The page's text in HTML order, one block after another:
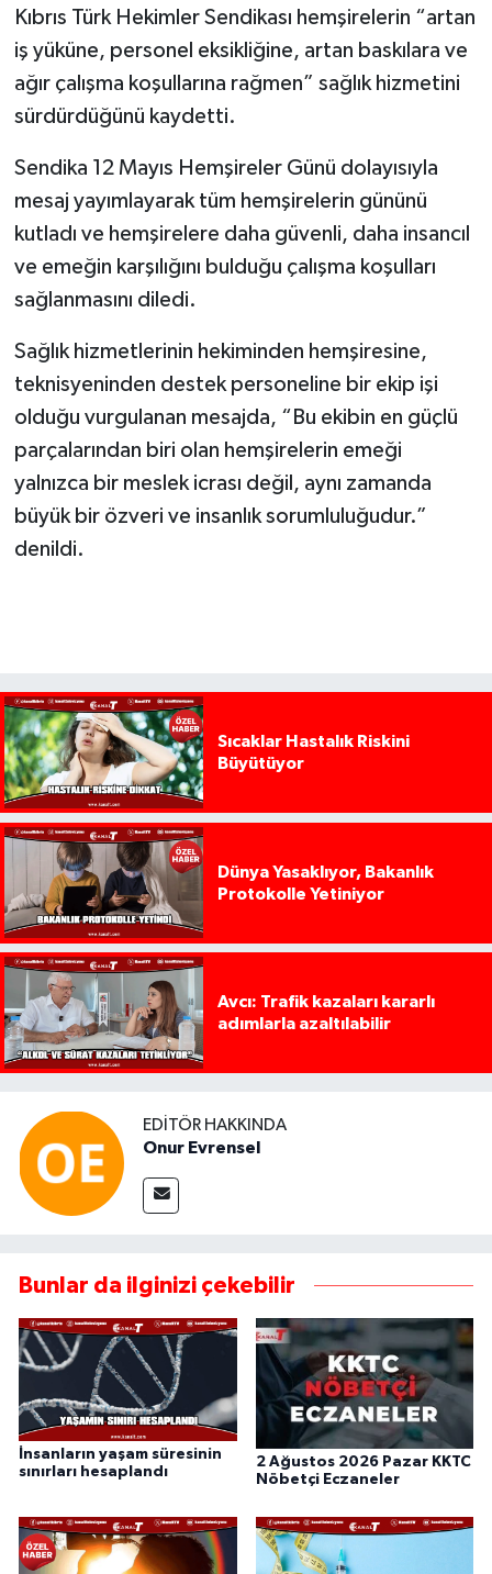
Kıbrıs Türk Hekimler Sendikası hemşirelerin “artan
iş yüküne, personel eksikliğine, artan baskılara ve
ağır çalışma koşullarına rağmen” sağlık hizmetini
sürdürdüğünü kaydetti.
Sendika 12 Mayıs Hemşireler Günü dolayısıyla
mesaj yayımlayarak tüm hemşirelerin gününü
kutladı ve hemşirelere daha güvenli, daha insancıl
ve emeğin karşılığını bulduğu çalışma koşulları
sağlanmasını diledi.
Sağlık hizmetlerinin hekiminden hemşiresine,
teknisyeninden destek personeline bir ekip işi
olduğu vurgulanan mesajda, “Bu ekibin en güçlü
parçalarından biri olan hemşirelerin emeği
yalnızca bir meslek icrası değil, aynı zamanda
büyük bir özveri ve insanlık sorumluluğudur.”
denildi.
Sıcaklar Hastalık Riskini
Büyütüyor
Dünya Yasaklıyor, Bakanlık
Protokolle Yetiniyor
Avcı: Trafik kazaları kararlı
adımlarla azaltılabilir
EDITÖR HAKKINDA
Onur Evrensel
Bunlar da ilginizi çekebilir
İnsanların yaşam süresinin
sınırları hesaplandı
2 Ağustos 2026 Pazar KKTC
Nöbetçi Eczaneler